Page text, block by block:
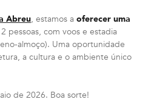
Abreu, estamos a oferecer uma
pessoas, com voos e estadia
almoço). Uma oportunidade
a cultura e o ambiente único
de 2026. Boa sorte!